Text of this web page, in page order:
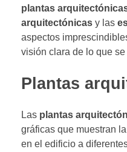
plantas
arquitectónicas y las
aspectos
visión clara de lo que
Plantas
Las plantas
gráficas que muestran
en el edificio a